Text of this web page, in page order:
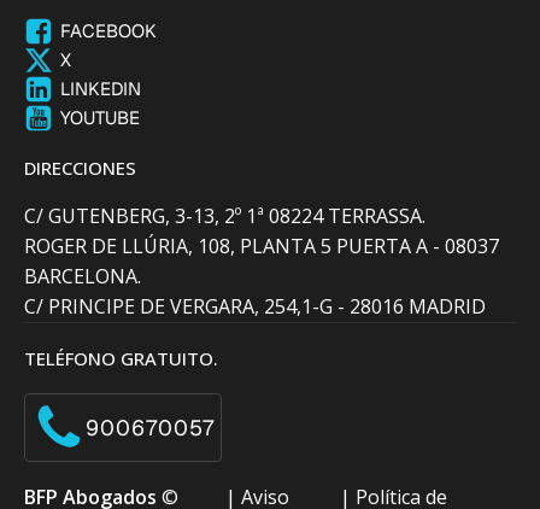
FACEBOOK
X
LINKEDIN
YOUTUBE
DIRECCIONES
C/ GUTENBERG, 3-13, 2º 1ª 08224 TERRASSA.
ROGER DE LLÚRIA, 108, PLANTA 5 PUERTA A - 08037
BARCELONA.
C/ PRINCIPE DE VERGARA, 254,1-G - 28016 MADRID
TELÉFONO GRATUITO.
900670057
BFP Abogados © |Aviso | Política de